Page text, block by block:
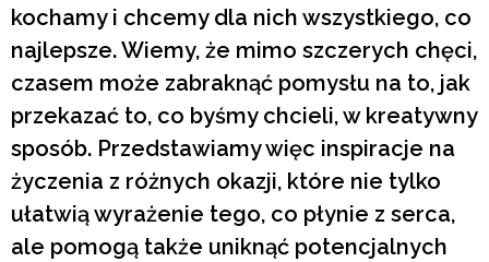
kochamy i chcemy dla nich wszystkiego, co
najlepsze. Wiemy, że mimo szczerych chęci,
czasem może zabraknąć pomysłu na to, jak
przekazać to, co byśmy chcieli, w kreatywny
sposób. Przedstawiamy więc inspiracje na
życzenia z różnych okazji, które nie tylko
ułatwią wyrażenie tego, co płynie z serca,
ale pomogą także uniknąć potencjalnych